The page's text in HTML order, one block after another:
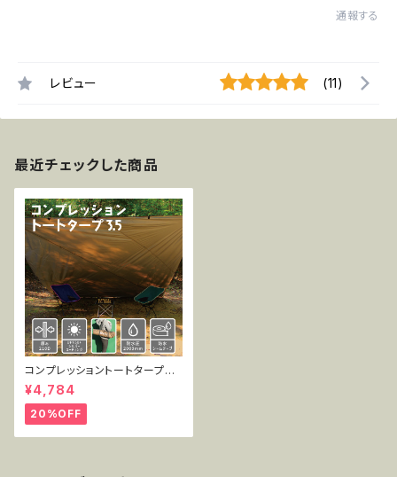
通報する
レビュー (11)
最近チェックした商品
コンプレッショントートタープ3.
5 TT-CT-005
¥4,784
20%OFF